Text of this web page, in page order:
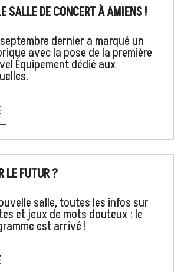
SALLE DE CONCERT À AMIENS !
dernier a marqué un
avec la pose de la première
Équipement dédié aux
LE FUTUR ?
salle, toutes les infos sur
et jeux de mots douteux : le
est arrivé !